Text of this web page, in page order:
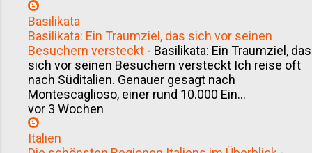
Basilikata
Basilikata: Ein Traumziel, das sich vor seinen
Besuchern versteckt - Basilikata: Ein Traumziel, das
sich vor seinen Besuchern versteckt Ich reise oft
nach Süditalien. Genauer gesagt nach
Montescaglioso, einer rund 10.000 Ein...
vor 3 Wochen
Italien